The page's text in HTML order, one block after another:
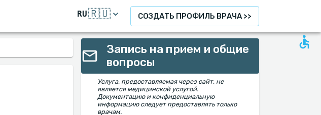
RU🇷🇺 СОЗДАТЬ ПРОФИЛЬ ВРАЧА >>
Запись на прием и общие
вопросы
Услуга, предоставляемая через сайт, не
является медицинской услугой.
Документацию и конфиденциальную
информацию следует предоставлять только
врачам.